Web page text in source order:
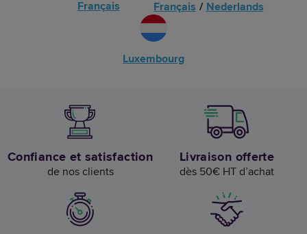
Français Français / Nederlands
Luxembourg
Confiance et satisfaction
de nos clients
Livraison offerte
dès 50€ HT d’achat